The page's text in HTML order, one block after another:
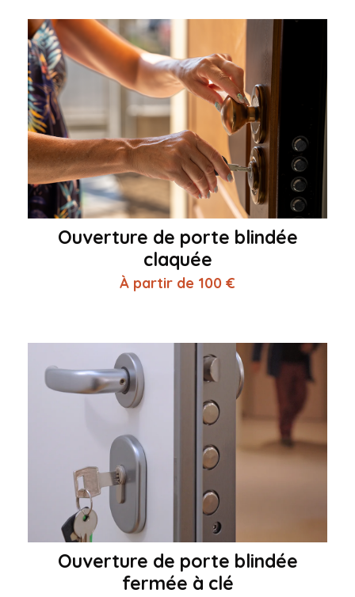
Ouverture de porte blindée
claquée
À partir de 100 €
Ouverture de porte blindée
fermée à clé